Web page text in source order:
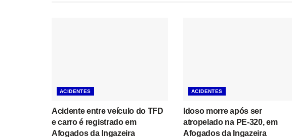
ACIDENTES
Acidente entre veículo do TFD
e carro é registrado em
Afogados da Ingazeira
ACIDENTES
Idoso morre após ser
atropelado na PE-320, em
Afogados da Ingazeira